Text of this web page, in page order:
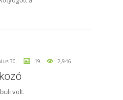
30. 19 2,946
volt.